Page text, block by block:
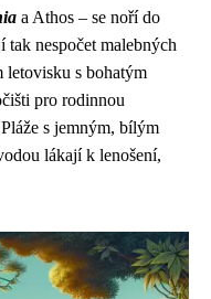
a Athos – se noří do
tak nespočet malebných
letovisku s bohatým
pro rodinnou
s jemným, bílým
lákají k lenošení,